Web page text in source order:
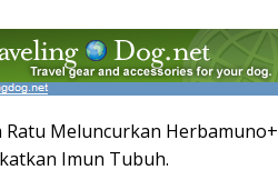
Ratu Meluncurkan
Imun Tubuh.